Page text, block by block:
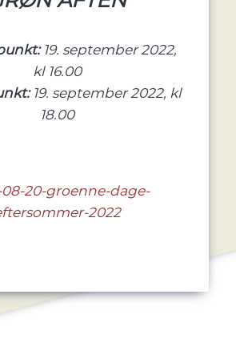
19. september 2022,
kl 16.00
19. september 2022, kl
18.00
08-20-groenne-dage-
2022